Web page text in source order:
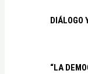
DIÁLOGO
“LA